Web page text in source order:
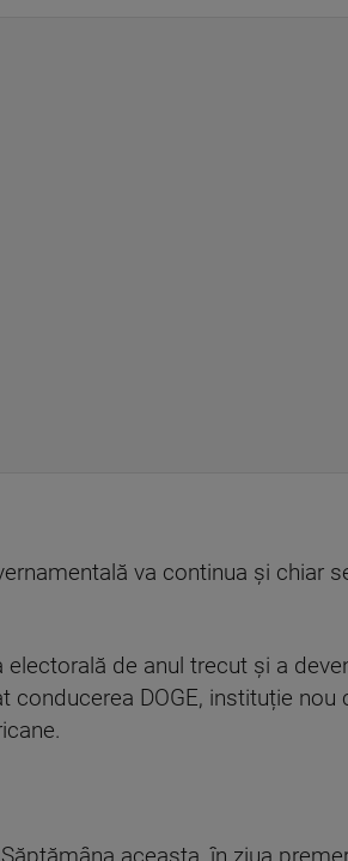
va continua și chiar
de anul trecut și a
DOGE, instituție nou